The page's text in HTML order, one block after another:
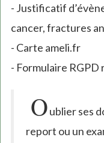
- Justificatif
cancer, fractures
- Carte ameli.fr
- Formulaire RGPD
Oublier ses
report ou un